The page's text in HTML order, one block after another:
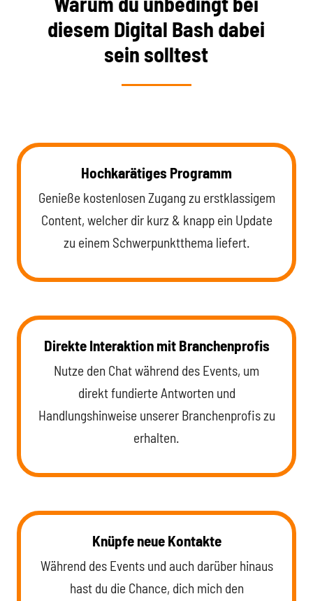
diesem Digital Bash dabei
sein solltest
Hochkarätiges Programm
Genieße kostenlosen Zugang zu erstklassigem
Content, welcher dir kurz & knapp ein Update
zu einem Schwerpunktthema liefert.
Direkte Interaktion mit Branchenprofis
Nutze den Chat während des Events, um
direkt fundierte Antworten und
Handlungshinweise unserer Branchenprofis zu
erhalten.
Knüpfe neue Kontakte
Während des Events und auch darüber hinaus
hast du die Chance, dich mich den